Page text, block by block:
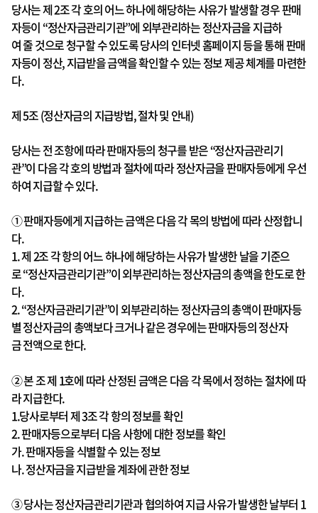
당사는 제 2조 각 호의 어느 하나에 해당하는 사유가 발생할 경우 판매
자등이 “정산자금관리기관”에 외부관리하는 정산자금을 지급하
여 줄 것으로 청구할 수 있도록 당사의 인터넷 홈페이지 등을 통해 판매
자등이 정산, 지급받을 금액을 확인할 수 있는 정보 제공 체계를 마련한
다.
제 5조 (정산자금의 지급방법, 절차 및 안내)
당사는 전 조항에 따라 판매자등의 청구를 받은 “정산자금관리기
관”이 다음 각 호의 방법과 절차에 따라 정산자금을 판매자등에게 우선
하여 지급할 수 있다.
① 판매자등에게 지급하는 금액은 다음 각 목의 방법에 따라 산정합니
다.
1. 제 2조 각 항의 어느 하나에 해당하는 사유가 발생한 날을 기준으
로 “정산자금관리기관”이 외부관리하는 정산자금의 총액을 한도로 한
다.
2. “정산자금관리기관”이 외부관리하는 정산자금의 총액이 판매자등
별 정산자금의 총액보다 크거나 같은 경우에는 판매자등의 정산자
금 전액으로 한다.
② 본 조 제 1호에 따라 산정된 금액은 다음 각 목에서 정하는 절차에 따
라 지급한다.
1.당사로부터 제 3조 각 항의 정보를 확인
2.판매자등으로부터 다음 사항에 대한 정보를 확인
가.판매자등을 식별할 수 있는 정보
나. 정산자금을 지급받을 계좌에 관한 정보
③ 당사는 정산자금관리기관과 협의하여 지급 사유가 발생한 날부터 1